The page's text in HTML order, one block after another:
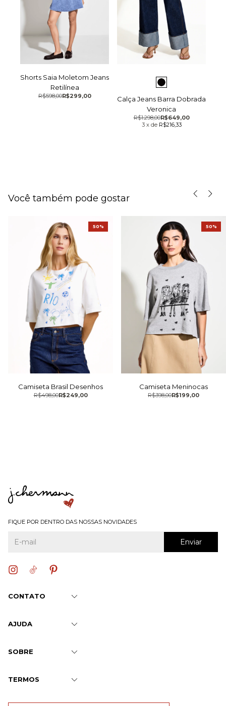
Shorts Saia Moletom Jeans
Retilínea
R$299,00
R$598,00
Calça Jeans Barra Dobrada
Veronica
R$649,00
R$1.298,00
3 x de R$216,33
Você também pode gostar
Camiseta Brasil Desenhos
R$249,00
R$498,00
50%
Camiseta Meninocas
R$199,00
R$398,00
50%
FIQUE POR DENTRO DAS NOSSAS NOVIDADES
CONTATO
AJUDA
SOBRE
TERMOS